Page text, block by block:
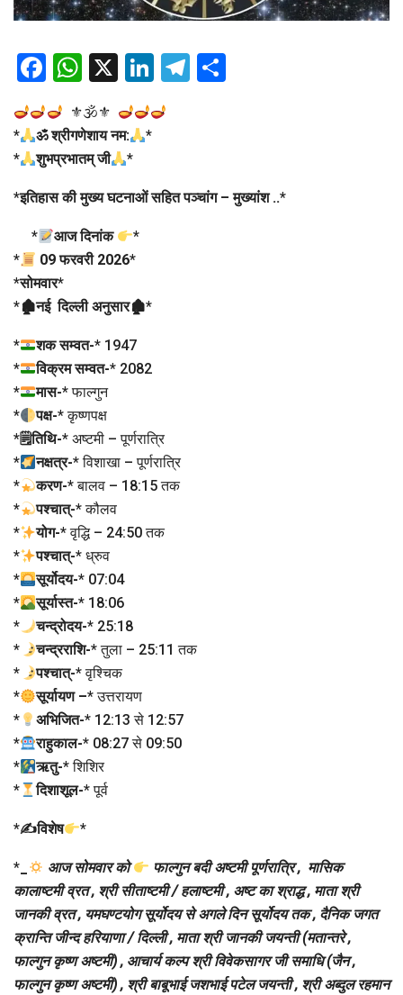
Facebook
WhatsApp
X LinkedIn
Telegram
⚜🕉⚜
*
ॐ श्रीगणेशाय नम:
*
*
शुभप्रभातम् जी *
*इतिहास की मुख्य घटनाओं सहित पञ्चांग – मुख्यांश ..*
* आज दिनांक
*
*
09 फरवरी 2026*
*सोमवार*
*🏚नई दिल्ली अनुसार🏚*
* शक सम्वत-* 1947
*
विक्रम सम्वत-* 2082
*
मास-* फाल्गुन
*
पक्ष-* कृष्णपक्ष
*🗒तिथि-* अष्टमी – पूर्णरात्रि
*
नक्षत्र-* विशाखा – पूर्णरात्रि
*
करण-* बालव – 18:15 तक
*
पश्चात्-* कौलव
*
योग-* वृद्धि – 24:50 तक
*
पश्चात्-* ध्रुव
*
सूर्योदय-* 07:04
*
सूर्यास्त-* 18:06
*
चन्द्रोदय-* 25:18
*
चन्द्रराशि-* तुला – 25:11 तक
*
पश्चात्-* वृश्चिक
*
सूर्यायण –* उत्तरायण
*
अभिजित-* 12:13 से 12:57
*
राहुकाल-* 08:27 से 09:50
*
ऋतु-* शिशिर
*
दिशाशूल-* पूर्व
*✍विशेष *
* आज सोमवार को
फाल्गुन बदी अष्टमी पूर्णरात्रि , मासिक
कालाष्टमी व्रत , श्री सीताष्टमी / हलाष्टमी , अष्ट का श्राद्ध , माता श्री
जानकी व्रत , यमघण्टयोग सूर्योदय से अगले दिन सूर्योदय तक , दैनिक जगत
क्रान्ति जीन्द हरियाणा / दिल्ली , माता श्री जानकी जयन्ती (मतान्तरे ,
फाल्गुन कृष्ण अष्टमी) , आचार्य कल्प श्री विवेकसागर जी समाधि (जैन ,
फाल्गुन कृष्ण अष्टमी) , श्री बाबूभाई जशभाई पटेल जयन्ती , श्री अब्दुल रहमान